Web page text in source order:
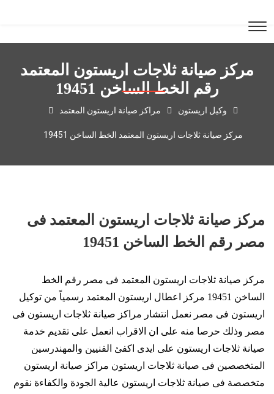
مركز صيانة ثلاجات اريستون المعتمد
رقم الخط الساخن 19451
وكيل اريستون مراكز صيانة اريستون المعتمد
مركز صيانة ثلاجات اريستون المعتمد الخط الساخن 19451
مركز صيانة ثلاجات اريستون المعتمد فى
مصر رقم الخط الساخن 19451
مركز صيانة ثلاجات اريستون المعتمد فى مصر رقم الخط
الساخن 19451 مركز اعطال اريستون المعتمد رسمياً من توكيل
اريستون فى مصر نعمل انتشار مراكز صيانة ثلاجات اريستون فى
مصر وذلك حرصا منه على ان الاقراب انعمل على تقديم خدمة
صيانة ثلاجات اريستون على ايدى اكفئ الفنيين والمهندرسين
المتخصصين فى صيانة ثلاجات اريستون مراكز صيانة اريستون
متخصصة فى صيانة ثلاجات اريستون عالية الجودة والكفاءة نقوم